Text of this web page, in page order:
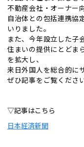
不動産会社・オーナー
自治体との包括連携協
いりました。
また、今年設立した子
住まいの提供にとどま
を拡大し、
来日外国人を総合的に
ぜひ記事をご覧ください
▽記事はこちら
日本経済新聞